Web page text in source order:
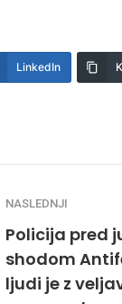
LinkedIn
NASLEDNJI
Policija pred
shodom
ljudi je z